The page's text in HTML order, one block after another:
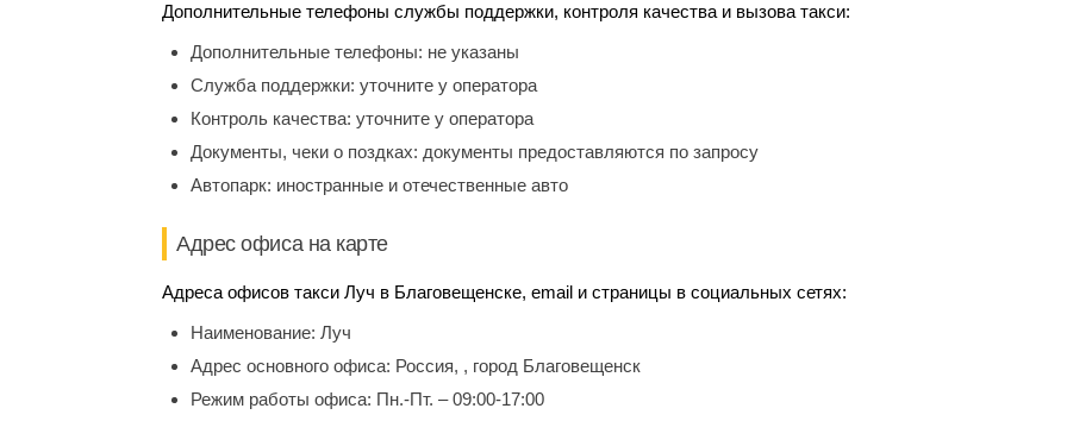
Дополнительные телефоны службы поддержки, контроля качества и вызова такси:
Дополнительные телефоны: не указаны
Служба поддержки: уточните у оператора
Контроль качества: уточните у оператора
Документы, чеки о поздках: документы предоставляются по запросу
Автопарк: иностранные и отечественные авто
Адрес офиса на карте
Адреса офисов такси Луч в Благовещенске, email и страницы в социальных сетях:
Наименование: Луч
Адрес основного офиса: Россия, , город Благовещенск
Режим работы офиса: Пн.-Пт. – 09:00-17:00